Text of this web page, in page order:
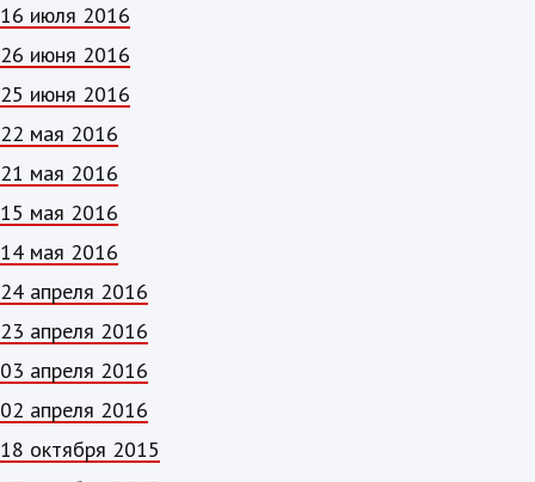
16 июля 2016
26 июня 2016
25 июня 2016
22 мая 2016
21 мая 2016
15 мая 2016
14 мая 2016
24 апреля 2016
23 апреля 2016
03 апреля 2016
02 апреля 2016
18 октября 2015